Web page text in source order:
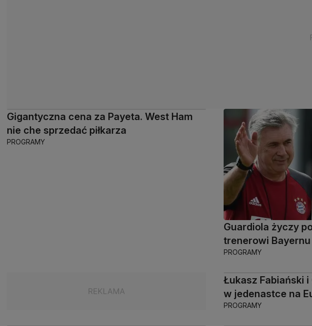
Gigantyczna cena za Payeta. West Ham
nie che sprzedać piłkarza
PROGRAMY
Guardiola życzy
trenerowi Bayernu
PROGRAMY
Łukasz Fabiański
w jedenastce na
PROGRAMY